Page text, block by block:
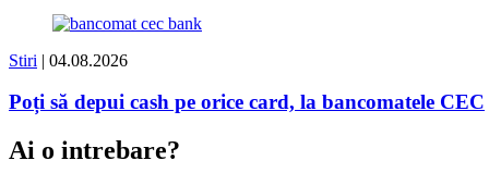
Stiri | 04.08.2026
Poți să depui cash pe orice card, la bancomatele CEC
Ai o intrebare?